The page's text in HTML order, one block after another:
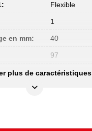
Flexible
1
en mm: 40
97
en mm: 114
en mm:
plus de caractéristiques